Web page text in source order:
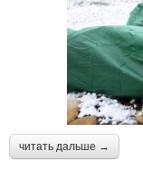
читать дальше →